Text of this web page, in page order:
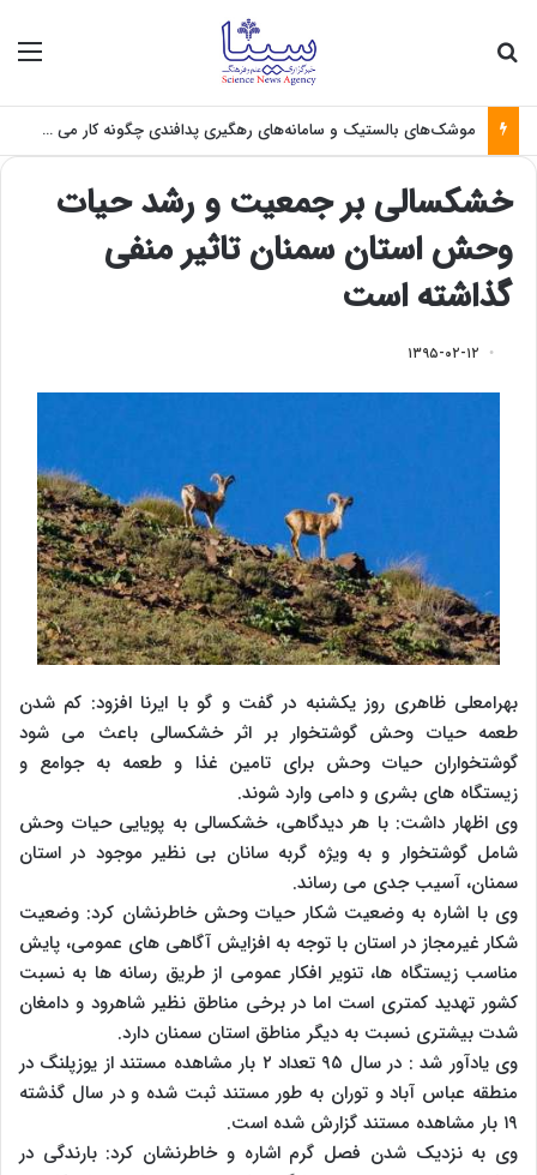
موشک‌های بالستیک و سامانه‌های رهگیری پدافندی چگونه کار می کنند؟
خشکسالی بر جمعیت و رشد حیات
وحش استان سمنان تاثیر منفی
گذاشته است
۱۳۹۵-۰۲-۱۲
بهرامعلی ظاهری روز یکشنبه در گفت و گو با ایرنا افزود: کم شدن
طعمه حیات وحش گوشتخوار بر اثر خشکسالی باعث می شود
گوشتخواران حیات وحش برای تامین غذا و طعمه به جوامع و
زیستگاه های بشری و دامی وارد شوند.
وی اظهار داشت: با هر دیدگاهی، خشکسالی به پویایی حیات وحش
شامل گوشتخوار و به ویژه گربه سانان بی نظیر موجود در استان
سمنان، آسیب جدی می رساند.
وی با اشاره به وضعیت شکار حیات وحش خاطرنشان کرد: وضعیت
شکار غیرمجاز در استان با توجه به افزایش آگاهی های عمومی، پایش
مناسب زیستگاه ها، تنویر افکار عمومی از طریق رسانه ها به نسبت
کشور تهدید کمتری است اما در برخی مناطق نظیر شاهرود و دامغان
شدت بیشتری نسبت به دیگر مناطق استان سمنان دارد.
وی یادآور شد : در سال ۹۵ تعداد ۲ بار مشاهده مستند از یوزپلنگ در
منطقه عباس آباد و توران به طور مستند ثبت شده و در سال گذشته
۱۹ بار مشاهده مستند گزارش شده است.
وی به نزدیک شدن فصل گرم اشاره و خاطرنشان کرد: بارندگی در